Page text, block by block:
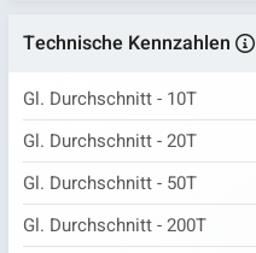
Technische Kennzahlen
Gl. Durchschnitt - 10T
Gl. Durchschnitt - 20T
Gl. Durchschnitt - 50T
Gl. Durchschnitt - 200T